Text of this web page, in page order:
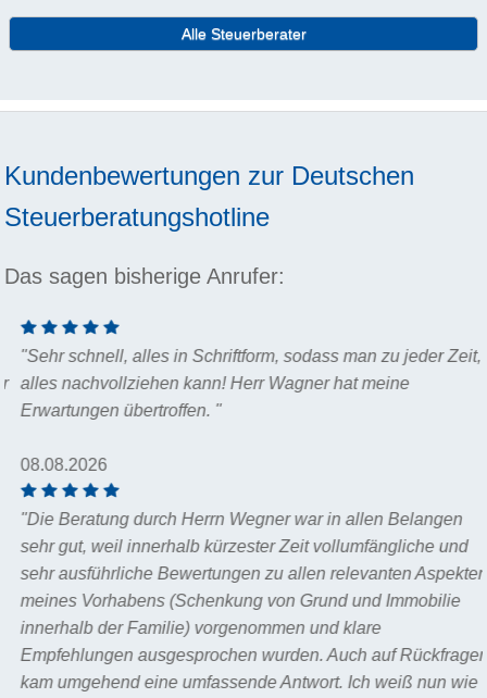
Alle Steuerberater
Kundenbewertungen zur Deutschen
Steuerberatungshotline
Das sagen bisherige Anrufer:
"Sehr schnell, alles in Schriftform, sodass man zu jeder Zeit,
alles nachvollziehen kann! Herr Wagner hat meine
Erwartungen übertroffen. "
08.08.2026
"Die Beratung durch Herrn Wegner war in allen Belangen
sehr gut, weil innerhalb kürzester Zeit vollumfängliche und
sehr ausführliche Bewertungen zu allen relevanten Aspekten
meines Vorhabens (Schenkung von Grund und Immobilie
innerhalb der Familie) vorgenommen und klare
Empfehlungen ausgesprochen wurden. Auch auf Rückfragen
kam umgehend eine umfassende Antwort. Ich weiß nun wie